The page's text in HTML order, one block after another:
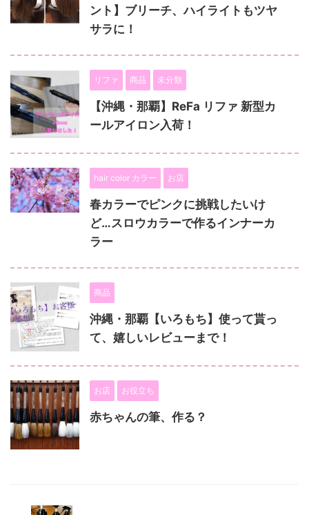
ント】ブリーチ、ハイライトもツヤ
サラに！
リファ 商品 未分類
【沖縄・那覇】ReFa リファ 新型カ
ールアイロン入荷！
hair color カラー お店
春カラーでピンクに挑戦したいけ
ど…スロウカラーで作るインナーカ
ラー
商品
沖縄・那覇【いろもち】使って貰っ
て、嬉しいレビューまで！
お店 お役立ち
赤ちゃんの筆、作る？